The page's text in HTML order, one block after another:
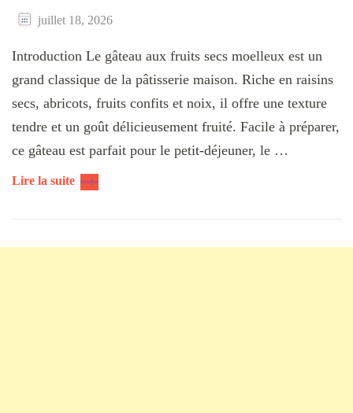
juillet 18, 2026
Introduction Le gâteau aux fruits secs moelleux est un
grand classique de la pâtisserie maison. Riche en raisins
secs, abricots, fruits confits et noix, il offre une texture
tendre et un goût délicieusement fruité. Facile à préparer,
ce gâteau est parfait pour le petit-déjeuner, le …
Lire la suite